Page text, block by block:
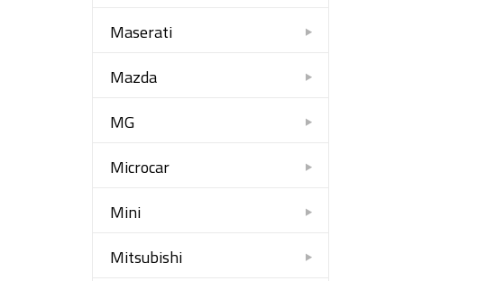
Maserati
Mazda
MG
Microcar
Mini
Mitsubishi